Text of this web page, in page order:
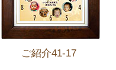
ご紹介41-17